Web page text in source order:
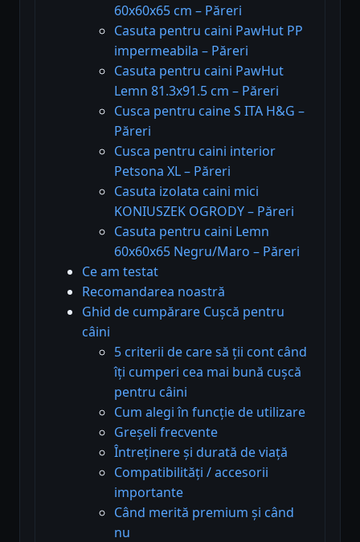
60x60x65 cm – Păreri
Casuta pentru caini PawHut PP
impermeabila – Păreri
Casuta pentru caini PawHut
Lemn 81.3x91.5 cm – Păreri
Cusca pentru caine S ITA H&G –
Păreri
Cusca pentru caini interior
Petsona XL – Păreri
Casuta izolata caini mici
KONIUSZEK OGRODY – Păreri
Casuta pentru caini Lemn
60x60x65 Negru/Maro – Păreri
Ce am testat
Recomandarea noastră
Ghid de cumpărare Cușcă pentru
câini
5 criterii de care să ții cont când
îți cumperi cea mai bună cușcă
pentru câini
Cum alegi în funcție de utilizare
Greșeli frecvente
Întreținere și durată de viață
Compatibilități / accesorii
importante
Când merită premium și când
nu